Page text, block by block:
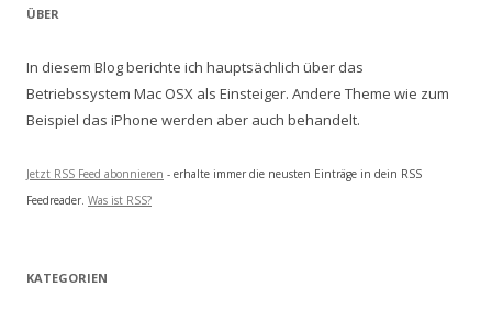
ÜBER
In diesem Blog berichte ich hauptsächlich über das
Betriebssystem Mac OSX als Einsteiger. Andere Theme wie zum
Beispiel das iPhone werden aber auch behandelt.
Jetzt RSS Feed abonnieren - erhalte immer die neusten Einträge in dein RSS
Feedreader. Was ist RSS?
KATEGORIEN